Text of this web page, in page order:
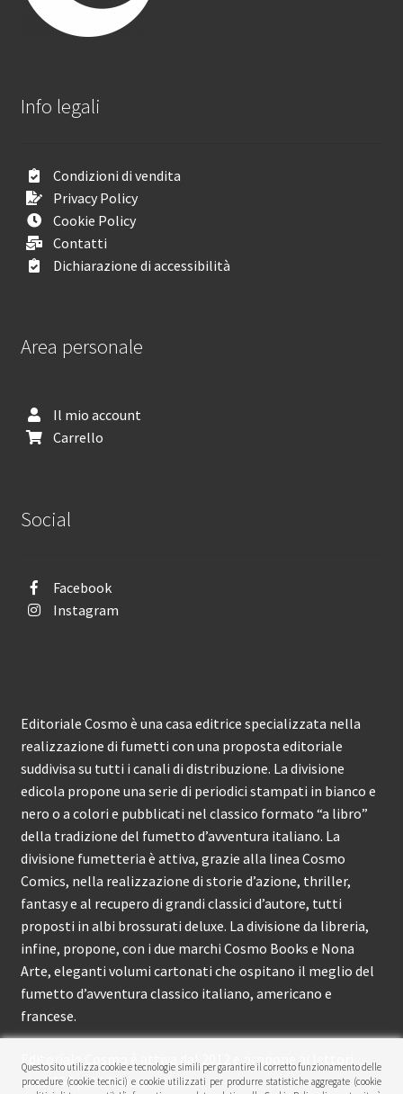
Info legali
Condizioni di vendita
Privacy Policy
Cookie Policy
Contatti
Dichiarazione di accessibilità
Area personale
Il mio account
Carrello
Social
Facebook
Instagram
Editoriale Cosmo è una casa editrice specializzata nella
realizzazione di fumetti con una proposta editoriale
suddivisa su tutti i canali di distribuzione. La divisione
edicola propone una serie di periodici stampati in bianco e
nero o a colori e pubblicati nel classico formato “a libro”
della tradizione del fumetto d’avventura italiano. La
divisione fumetteria è attiva, grazie alla linea Cosmo
Comics, nella realizzazione di storie d’azione, thriller,
fantasy e al recupero di grandi classici d’autore, tutti
proposti in albi brossurati deluxe. La divisione da libreria,
infine, propone, con i due marchi Cosmo Books e Nona
Arte, eleganti volumi cartonati che ospitano il meglio del
fumetto d’avventura classico italiano, americano e
francese.
Editoriale Cosmo è attiva dal 2012 e propone ai lettori
circa 150 pubblicazioni l’anno.
Questo sito utilizza cookie e tecnologie simili per garantire il corretto funzionamento delle
procedure (cookie tecnici) e cookie utilizzati per produrre statistiche aggregate (cookie